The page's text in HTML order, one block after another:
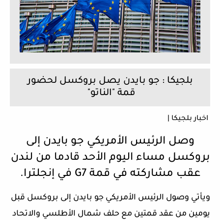
بلجيكا : جو بايدن يصل بروكسل لحضور
قمة "الناتو"
اخبار بلجيكا |
وصل الرئيس الأمريكي جو بايدن إلى
بروكسل مساء اليوم الأحد قادما من لندن
عقب مشاركته في قمة G7 في إنجلترا.
ويأتي وصول الرئيس الأمريكي جو بايدن إلى بروكسل قبل
يومين من عقد قمتين مع حلف شمال الأطلسي والاتحاد